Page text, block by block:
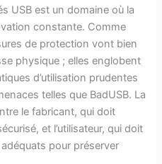
USB est un domaine où la
constante. Comme
de protection vont bien
physique ; elles englobent
d’utilisation prudentes
telles que BadUSB. La
le fabricant, qui doit
et l’utilisateur, qui doit
pour préserver